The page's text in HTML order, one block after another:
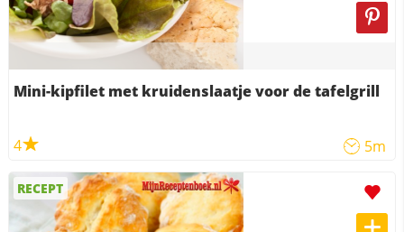
Mini-kipfilet met kruidenslaatje voor de tafelgrill
4 5m
RECEPT